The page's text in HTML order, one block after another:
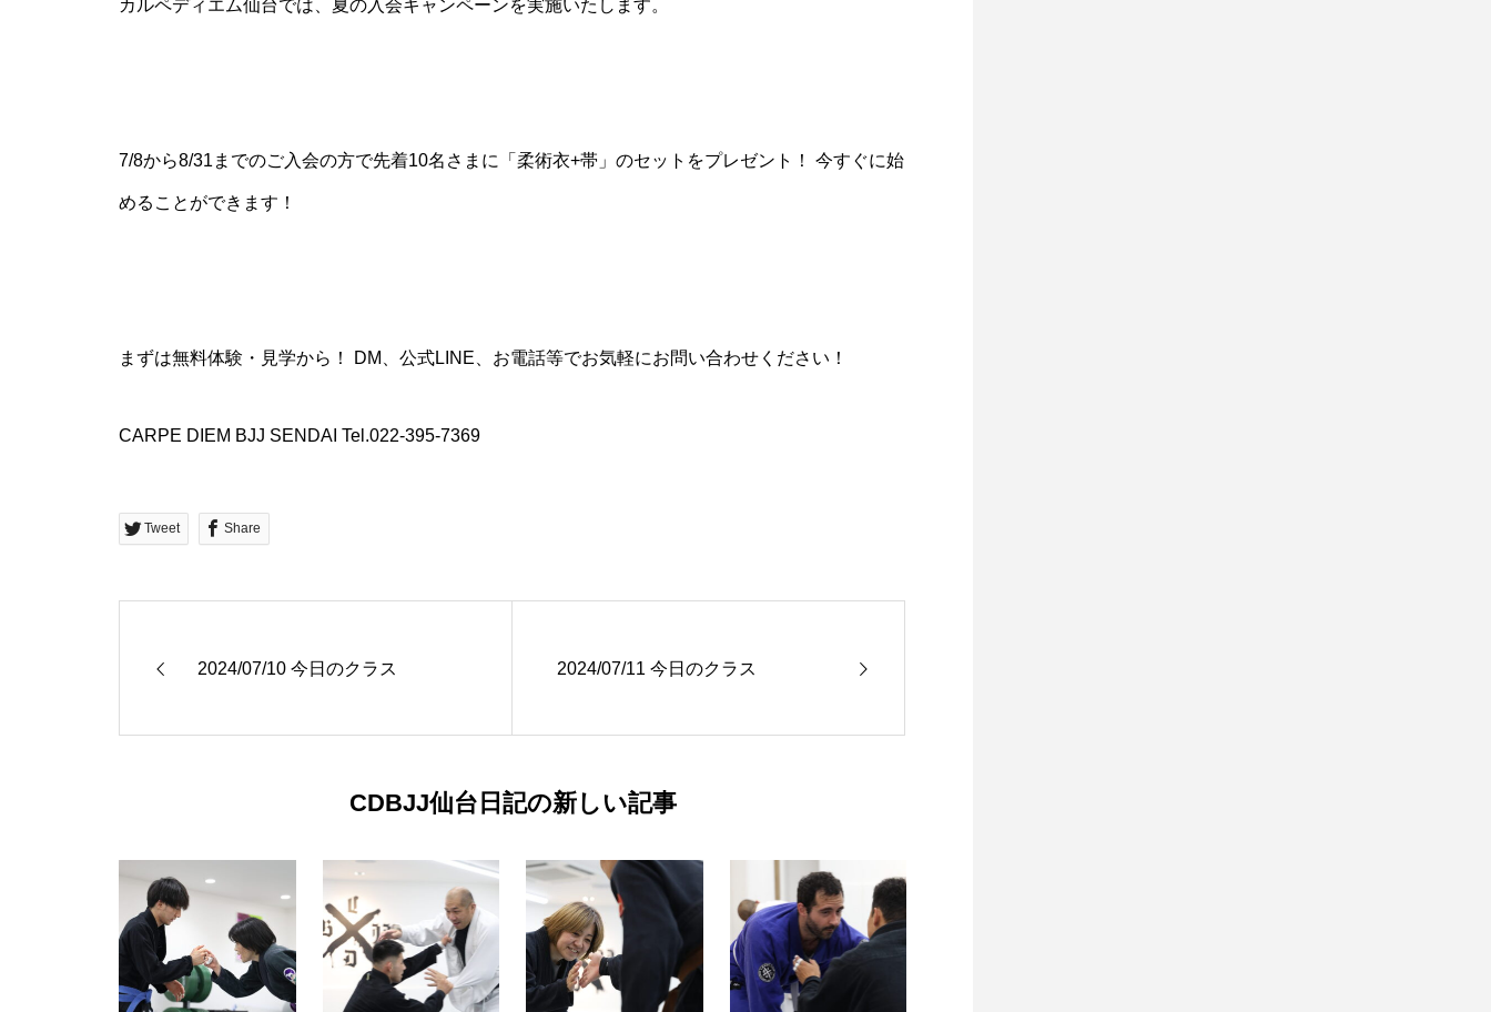
カルペディエム仙台では、夏の入会キャンペーンを実施いたします。
7/8から8/31までのご入会の方で先着10名さまに「柔術衣+帯」のセットをプレゼント！ 今すぐに始
めることができます！
まずは無料体験・見学から！ DM、公式LINE、お電話等でお気軽にお問い合わせください！
CARPE DIEM BJJ SENDAI Tel.022-395-7369
Tweet Share
2024/07/10 今日のクラス 2024/07/11 今日のクラス
CDBJJ仙台日記の新しい記事